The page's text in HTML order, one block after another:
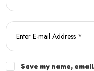
Save my name,